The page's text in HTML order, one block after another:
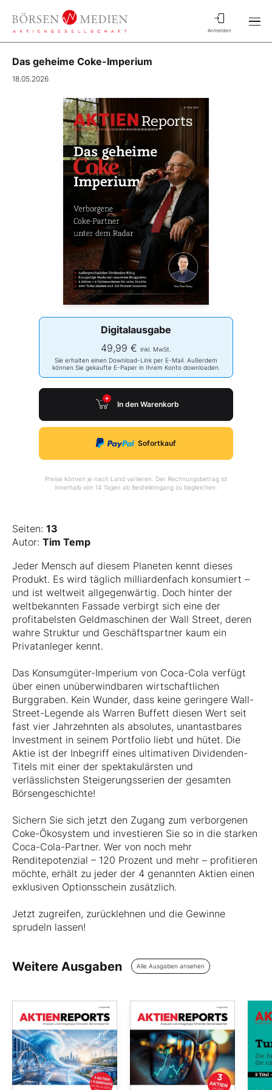
Anmelden
Das geheime Coke-Imperium
18.05.2026
Digitalausgabe
49,99 € inkl. MwSt.
Sie erhalten einen Download-Link per E-Mail. Außerdem
können Sie gekaufte E-Paper in Ihrem Konto downloaden.
In den Warenkorb
Sofortkauf
Preise können je nach Land variieren. Der Rechnungsbetrag ist
innerhalb von 14 Tagen ab Bestelleingang zu begleichen.
Seiten: 13
Autor: Tim Temp
Jeder Mensch auf diesem Planeten kennt dieses
Produkt. Es wird täglich milliardenfach konsumiert –
und ist weltweit allgegenwärtig. Doch hinter der
weltbekannten Fassade verbirgt sich eine der
profitabelsten Geldmaschinen der Wall Street, deren
wahre Struktur und Geschäftspartner kaum ein
Privatanleger kennt.
Das Konsumgüter-Imperium von Coca-Cola verfügt
über einen unüberwindbaren wirtschaftlichen
Burggraben. Kein Wunder, dass keine geringere Wall-
Street-Legende als Warren Buffett diesen Wert seit
fast vier Jahrzehnten als absolutes, unantastbares
Investment in seinem Portfolio liebt und hütet. Die
Aktie ist der Inbegriff eines ultimativen Dividenden-
Titels mit einer der spektakulärsten und
verlässlichsten Steigerungsserien der gesamten
Börsengeschichte!
Sichern Sie sich jetzt den Zugang zum verborgenen
Coke-Ökosystem und investieren Sie so in die starken
Coca-Cola-Partner. Wer von noch mehr
Renditepotenzial – 120 Prozent und mehr – profitieren
möchte, erhält zu jeder der 4 genannten Aktien einen
exklusiven Optionsschein zusätzlich.
Jetzt zugreifen, zurücklehnen und die Gewinne
sprudeln lassen!
Weitere Ausgaben Alle Ausgaben ansehen